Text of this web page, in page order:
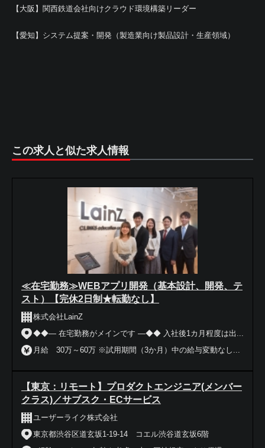
【大阪】関西鉄道会社向けクラウド環境構築リーダー
【愛知】システム提案・開発（製造業向け製品設計・生産領域）
この求人と似た求人情報
≪在宅勤務≫WEBアプリ開発（基本設計、開発、テ
スト）【完休2日制★転勤なし】
株式会社LainZ
◆◆― 在宅勤務がメインです ―◆◆ 入社後1カ月程度は出...
月給 30万～60万 ※試用期間（3か月）中の給与変動なし...
【東京：リモート】プロダクトエンジニア(メンバー
クラス)／サブスク・ECサービス
ユーザーライク株式会社
東京都渋谷区道玄坂1-19-14 コエル渋谷道玄坂6階